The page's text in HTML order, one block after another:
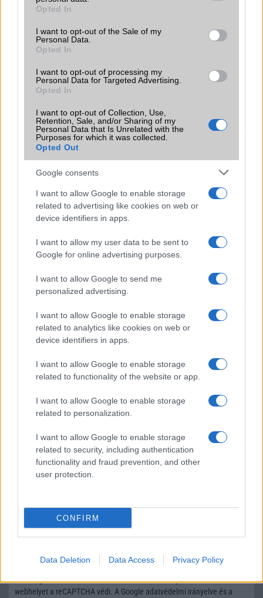
grant or deny consent to Google and its third-party tags to
use your data for below specified purposes in below Google
consent section.
Opted In
I want to opt-out of the Sale of my
Personal Data.
Opted In
I want to opt-out of processing my
Personal Data for Targeted Advertising.
Opted In
I want to opt-out of Collection, Use,
Retention, Sale, and/or Sharing of my
Personal Data that Is Unrelated with the
Purposes for which it was collected.
Opted Out
Google consents
I want to allow Google to enable storage
related to advertising like cookies on web or
device identifiers in apps.
I want to allow my user data to be sent to
Google for online advertising purposes.
I want to allow Google to send me
personalized advertising.
I want to allow Google to enable storage
related to analytics like cookies on web or
device identifiers in apps.
I want to allow Google to enable storage
related to functionality of the website or app.
I want to allow Google to enable storage
related to personalization.
I want to allow Google to enable storage
related to security, including authentication
functionality and fraud prevention, and other
user protection.
CONFIRM
Data Deletion Data Access Privacy Policy
Motorola
Samsung
Xiaomi
ZTE
Mennyibe kerül
Keressen a telefonboltok ajánlatai között!
TELEFONOK GYORSLISTA
Márka :
Feliratkozás a Telefonguru ingyenes hírlevelére
Elfogadom azAdatvédelmi és Adatkezelési TájékoztatótEzt a
webhelyet a reCAPTCHA védi. A Google adatvédelmi irányelve és a